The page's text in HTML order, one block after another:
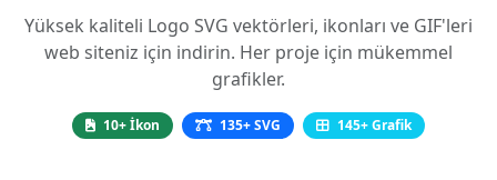
Yüksek kaliteli Logo SVG vektörleri, ikonları ve GIF'leri
web siteniz için indirin. Her proje için mükemmel
grafikler.
10+ İkon 135+ SVG 145+ Grafik